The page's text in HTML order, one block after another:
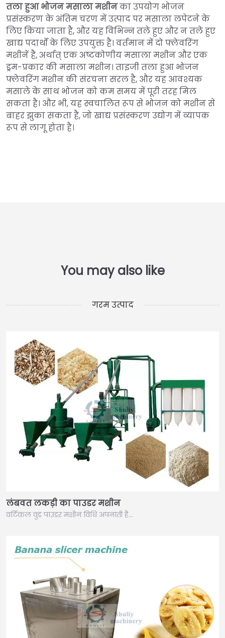
तला हुआ भोजन मसाला मशीनका उपयोग भोजन
प्रसंस्करण के अंतिम चरण में उत्पाद पर मसाला लपेटने के
लिए किया जाता है, और यह विभिन्न तले हुए और न तले हुए
खाद्य पदार्थों के लिए उपयुक्त है। वर्तमान में दो फ्लेवरिंग
मशीनें हैं, अर्थात् एक अष्टकोणीय मसाला मशीन और एक
ड्रम-प्रकार की मसाला मशीन। ताइजी तला हुआ भोजन
फ्लेवरिंग मशीन की संरचना सरल है, और यह आवश्यक
मसाले के साथ भोजन को कम समय में पूरी तरह मिल
सकता है। और भी, यह स्वचालित रूप से भोजन को मशीन से
बाहर झुका सकता है, जो खाद्य प्रसंस्करण उद्योग में व्यापक
रूप से लागू होता है।
गरम उत्पाद
लंबवत लकड़ी का पाउडर मशीन
वर्टिकल वुड पाउडर मशीन विधि अपनाती है…